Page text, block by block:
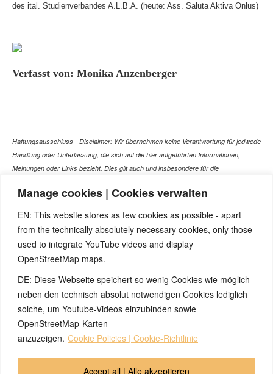
Manage cookies | Cookies verwalten
EN: This website stores as few cookies as possible - apart
from the technically absolutely necessary cookies, only those
used to integrate YouTube videos and display
OpenStreetMap maps.
DE: Diese Webseite speichert so wenig Cookies wie möglich -
neben den technisch absolut notwendigen Cookies lediglich
solche, um Youtube-Videos einzubinden sowie
OpenStreetMap-Karten
anzuzeigen. Cookie Policies | Cookie-Richtlinie
Accept all | Alle akzeptieren
des ital. Studienverbandes A.L.B.A. (heute: Ass. Saluta Aktiva Onlus)
Verfasst von: Monika Anzenberger
Haftungsausschluss - Disclaimer: Wir übernehmen keine Verantwortung für jedwede
Handlung oder Unterlassung, die sich auf die hier aufgeführten Informationen,
Meinungen oder Links bezieht. Dies gilt auch und insbesondere für die
Gespräch mit dem Arzt Ihres Vertrauens darstellen können. Bei den Texten auf
Versuch einer Diagnose oder Behandlung! Wir übernehmen keinerlei Gewähr für die
Korrektheit, Aktualität, Vollständigkeit oder Qualität der Informationen auf dieser
Website. Zusätzlich müssen wir jede Haftung oder Garantie ausschließen. Dies gilt
auch für alle Verweise (Links), die direkt oder indirekt angeboten werden. Wir
können für die Inhalte solcher externen Sites, die Sie mittels eines Links oder
sonstiger Hinweise erreichen, keine Verantwortung übernehmen. Ferner haften wir
nicht für direkte oder indirekte Schäden, die auf Informationen zurückgeführt werden
können, die auf diesen externen Websites stehen
© 2026 by Ingmar Marquardt